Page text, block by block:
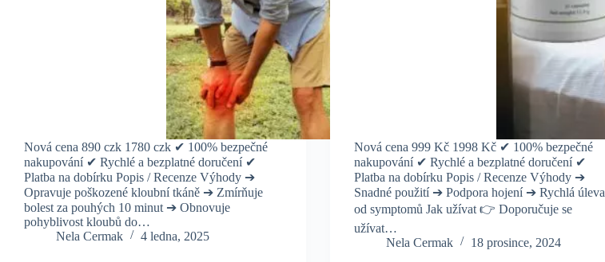
Nová cena 890 czk 1780 czk ✔ 100% bezpečné
nakupování ✔ Rychlé a bezplatné doručení ✔
Platba na dobírku Popis / Recenze Výhody ➔
Opravuje poškozené kloubní tkáně ➔ Zmírňuje
bolest za pouhých 10 minut ➔ Obnovuje
pohyblivost kloubů do…
Nela Cermak
4 ledna, 2025
Nová cena 999 Kč 1998 Kč ✔ 100% bezpečné
nakupování ✔ Rychlé a bezplatné doručení ✔
Platba na dobírku Popis / Recenze Výhody ➔
Snadné použití ➔ Podpora hojení ➔ Rychlá úleva
od symptomů Jak užívat 👉 Doporučuje se
užívat…
Nela Cermak
18 prosince, 2024